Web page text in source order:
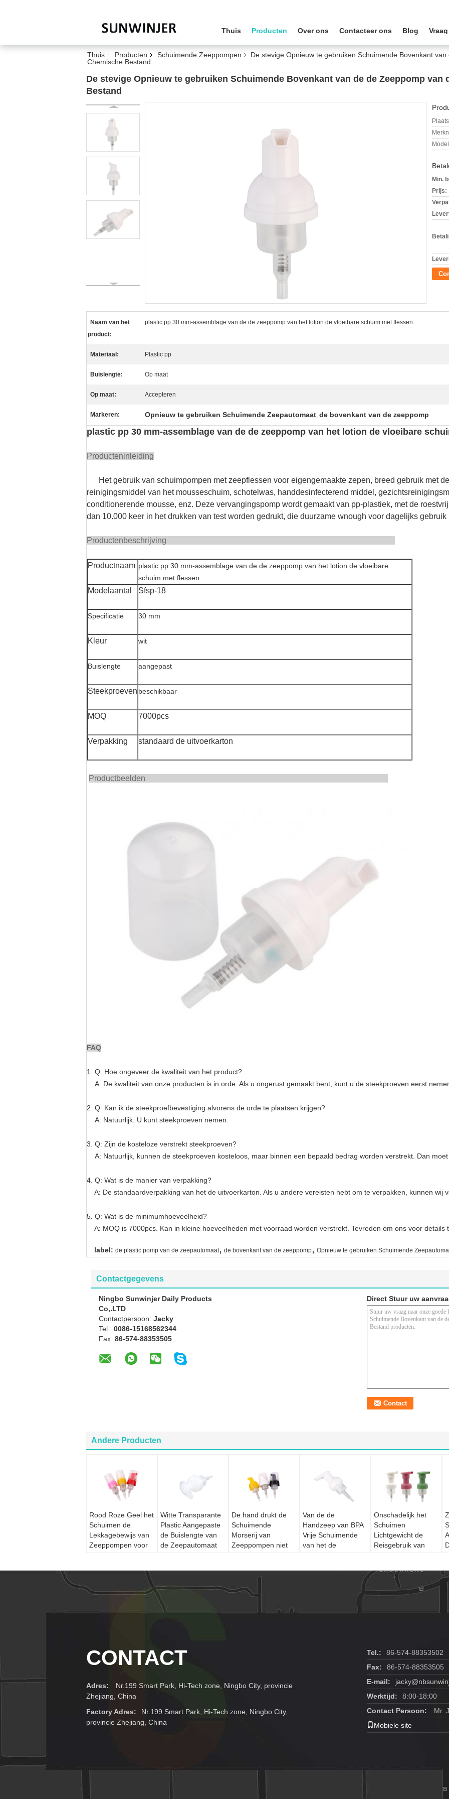
Thuis Producten Over ons Contacteer ons Blog
Thuis Producten Schuimende Zeeppompen
De stevige Opnieuw te gebruiken Schuimende Bovenkant
Chemische Bestand
De stevige Opnieuw te gebruiken Schuimende Bovenkant van de de Zeeppomp van
Bestand
Min.
Prijs:
Naam van het
product:
plastic pp 30 mm-assemblage van de de zeeppomp van het lotion de vloeibare schuim met flessen
Materiaal: Plastic pp
Buislengte: Op maat
Op maat: Accepteren
Markeren: Opnieuw te gebruiken Schuimende Zeepautomaat, de bovenkant van de zeeppomp
plastic pp 30 mm-assemblage van de de zeeppomp van het lotion de vloeibare
Producteninleiding
Het gebruik van schuimpompen met zeepflessen voor eigengemaakte zepen, breed gebruik met
reinigingsmiddel van het mousseschuim, schotelwas, handdesinfecterend middel,
conditionerende mousse, enz. Deze vervangingspomp wordt gemaakt van pp-plastiek, met de
dan 10.000 keer in het drukken van test worden gedrukt, die duurzame wnough voor dagelijks gebruik
Productenbeschrijving
Productnaam plastic pp 30 mm-assemblage van de de zeeppomp van het lotion de vloeibare
schuim met flessen
Modelaantal Sfsp-18
Specificatie 30 mm
Kleur wit
Buislengte aangepast
Steekproeven beschikbaar
MOQ 7000pcs
Verpakking standaard de uitvoerkarton
Productbeelden
FAQ
1. Q: Hoe ongeveer de kwaliteit van het product?
A: De kwaliteit van onze producten is in orde. Als u ongerust gemaakt bent, kunt u de steekproeven eerst
2. Q: Kan ik de steekproefbevestiging alvorens de orde te plaatsen krijgen?
A: Natuurlijk. U kunt steekproeven nemen.
3. Q: Zijn de kosteloze verstrekt steekproeven?
A: Natuurlijk, kunnen de steekproeven kosteloos, maar binnen een bepaald bedrag worden verstrekt. Dan
4. Q: Wat is de manier van verpakking?
A: De standaardverpakking van het de uitvoerkarton. Als u andere vereisten hebt om te verpakken, kunnen wij
5. Q: Wat is de minimumhoeveelheid?
A: MOQ is 7000pcs. Kan in kleine hoeveelheden met voorraad worden verstrekt. Tevreden om ons voor details
label: de plastic pomp van de zeepautomaat de bovenkant van de zeeppomp Opnieuw te gebruiken Schuimende
Contactgegevens
Ningbo Sunwinjer Daily Products
Co,.LTD
Contactpersoon: Jacky
Tel.: 0086-15168562344
Fax: 86-574-88353505
Direct Stuur uw
Andere Producten
Rood Roze Geel het
Schuimen de
Lekkagebewijs van
Zeeppompen voor
Witte Transparante
Plastic Aangepaste
de Buislengte van
de Zeepautomaat
De hand drukt de
Schuimende
Morserij van
Zeeppompen niet
Van de de
Handzeep van BPA
Vrije Schuimende
van het de
Onschadelijk het
Schuimen
Lichtgewicht de
Reisgebruik van
dragen
CONTACT
Adres:
Nr.199 Smart Park, Hi-Tech zone, Ningbo City, provincie
Zhejiang, China
Factory Adres:
Nr.199 Smart Park, Hi-Tech zone, Ningbo City,
provincie Zhejiang, China
Tel.:
86-574-88353502
Fax:
86-574-88353505
E-mail:
Werktijd:
8:00-18:00
Contact Persoon:
Mr.
Mobiele site